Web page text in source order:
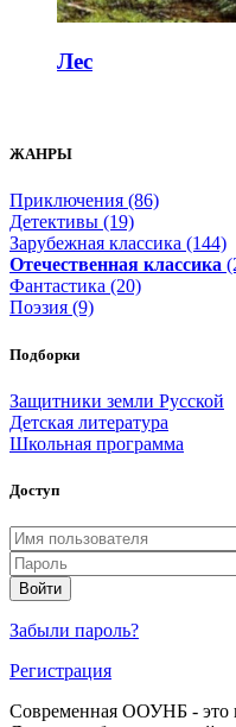
Лес
ЖАНРЫ
Приключения (86)
Детективы (19)
Зарубежная классика (144)
Отечественная классика
Фантастика (20)
Поэзия (9)
Подборки
Защитники земли Русской
Детская литература
Школьная программа
Доступ
Войти
Забыли пароль?
Регистрация
Современная ООУНБ - это